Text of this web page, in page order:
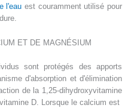
l'eau est couramment utilisé pour
ET DE MAGNÉSIUM
sont protégés des apports
d'absorption et d'élimination
de la 1,25-dihydroxyvitamine
D. Lorsque le calcium est